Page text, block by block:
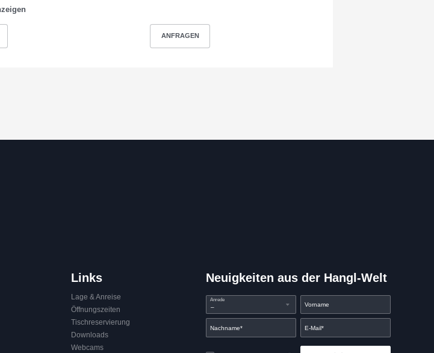
ANFRAGEN
Links
Lage & Anreise
Öffnungszeiten
Tischreservierung
Downloads
Webcams
Neuigkeiten aus der Hangl-Welt
Anrede
Vorname
Nachname* E-Mail*